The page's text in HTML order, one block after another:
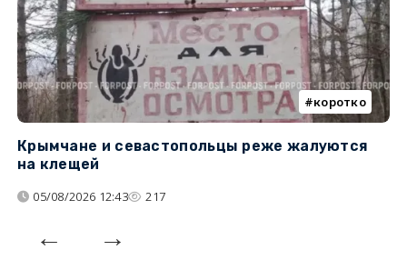
коротко
Крымчане и севастопольцы реже жалуются
на клещей
05/08/2026 12:43 217